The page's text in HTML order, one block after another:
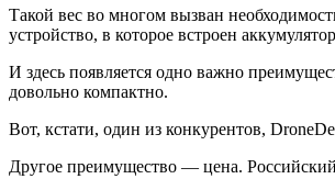
Такой вес во многом вызван
устройство, в которое встроен
И здесь появляется одно важно
довольно компактно.
Вот, кстати, один из конкурентов,
Другое преимущество — цена.